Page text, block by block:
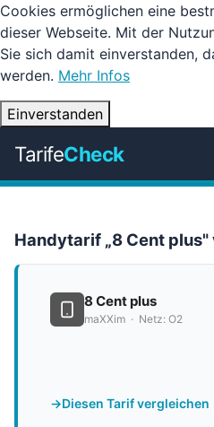
Cookies ermöglichen eine
dieser Webseite. Mit der
Sie sich damit einverstanden,
werden. Mehr Infos
Einverstanden
TarifeCheck
Handytarif „8 Cent plus"
8 Cent plus
maXXim · Netz: O2
Diesen Tarif vergleichen